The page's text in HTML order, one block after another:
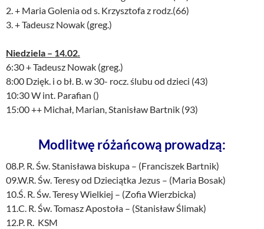
2. + Maria Golenia od s. Krzysztofa z rodz.(66)
3. + Tadeusz Nowak (greg.)
Niedziela – 14.02.
6:30 + Tadeusz Nowak (greg.)
8:00 Dzięk. i o bł. B. w 30- rocz. ślubu od dzieci (43)
10:30 W int. Parafian ()
15:00 ++ Michał, Marian, Stanisław Bartnik (93)
Modlitwę różańcową prowadzą:
08.P. R. Św. Stanisława biskupa – (Franciszek Bartnik)
09.W.R. Św. Teresy od Dzieciątka Jezus – (Maria Bosak)
10.Ś. R. Św. Teresy Wielkiej – (Zofia Wierzbicka)
11.C. R. Św. Tomasz Apostoła – (Stanisław Ślimak)
12.P. R. KSM